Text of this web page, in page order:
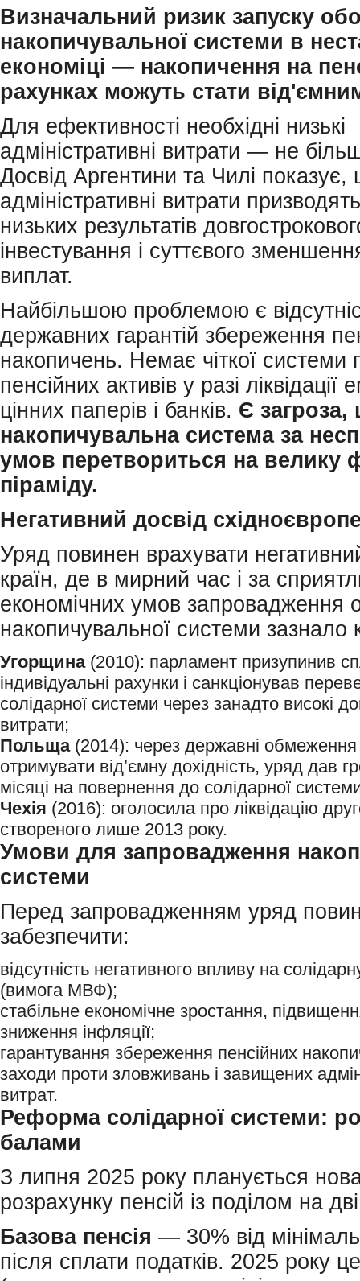
Визначальний ризик запуску
накопичувальної системи в
економіці — накопичення на
рахунках можуть стати
Для ефективності необхідні низькі
адміністративні витрати — не
Досвід Аргентини та Чилі показує,
адміністративні витрати
низьких результатів
інвестування і суттєвого
виплат.
Найбільшою проблемою є
державних гарантій збереження
накопичень. Немає чіткої системи
пенсійних активів у разі ліквідації
цінних паперів і банків. Є загроза,
накопичувальна система за
умов перетвориться на велику
піраміду.
Негативний досвід
Уряд повинен врахувати
країн, де в мирний час і за
економічних умов запровадження
накопичувальної системи зазнало
Угорщина(2010): парламент призупинив
індивідуальні рахунки і санкціонував
солідарної системи через занадто високі
витрати;
Польща(2014): через державні
отримувати від’ємну дохідність, уряд дав
місяці на повернення до солідарної
Чехія (2016): оголосила про ліквідацію
створеного лише 2013 року.
Умови для запровадження
системи
Перед запровадженням уряд
забезпечити:
відсутність негативного впливу на
(вимога МВФ);
стабільне економічне зростання,
зниження інфляції;
гарантування збереження пенсійних
заходи проти зловживань і завищених
витрат.
Реформа солідарної системи:
балами
З липня 2025 року планується
розрахунку пенсій із поділом на
Базовапенсія — 30% від
після сплати податків. 2025 року